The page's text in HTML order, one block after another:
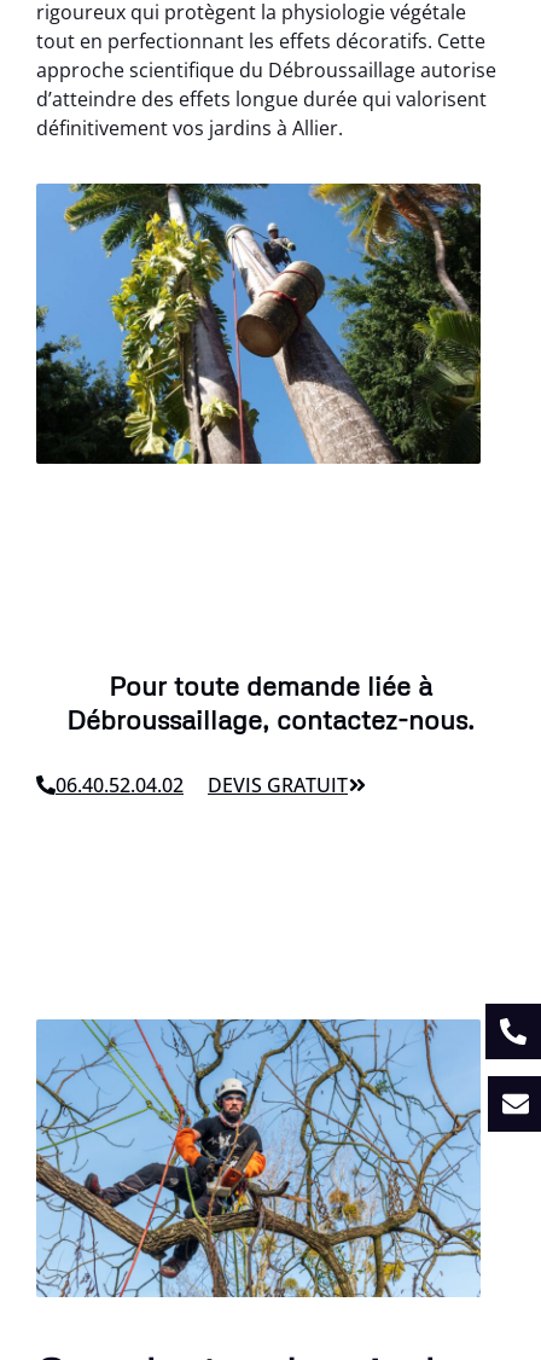
rigoureux qui protègent la physiologie végétale
tout en perfectionnant les effets décoratifs. Cette
approche scientifique du Débroussaillage autorise
d’atteindre des effets longue durée qui valorisent
définitivement vos jardins à Allier.
Pour toute demande liée à
Débroussaillage, contactez-nous.
06.40.52.04.02 DEVIS GRATUIT